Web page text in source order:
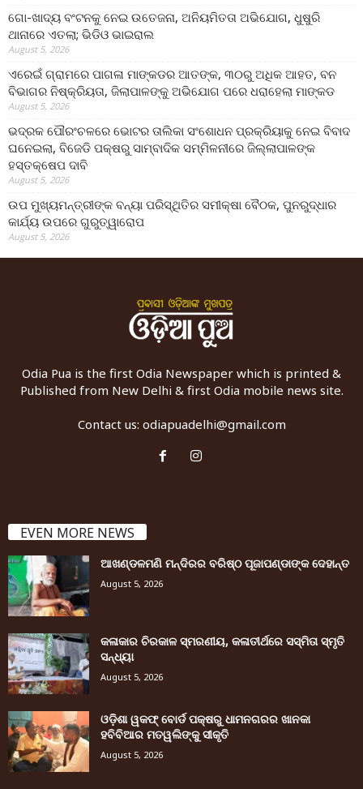
ଗୋ-ଖାଦ୍ୟ ବଂଟନକୁ ନେଇ ଉତେଜନା, ଅନିୟମିତତା ଅଭିଯୋଗ, ଧୁଷୁରି
ଥାନାରେ ଏତଲା; ଭିଡିଓ ଭାଇରାଲ
August 5, 2026
ଏରେଇଁ ଗ୍ରାମରେ ପାଗଳା ମାଙ୍କଡର ଆତଙ୍କ, ୩୦ରୁ ଅଧିକ ଆହତ, ବନ
ବିଭାଗର ନିଷ୍କ୍ରିୟତା, ଜିଲାପାଳଙ୍କୁ ଅଭିଯୋଗ ପରେ ଧରାହେଲା ମାଙ୍କଡ
August 5, 2026
ଭଦ୍ରକ ପୌରଂଚଳରେ ଭୋଟର ତାଲିକା ସଂଶୋଧନ ପ୍ରକ୍ରିୟାକୁ ନେଇ ବିବାଦ
ଘନେଇଲା, ବିଜେଡି ପକ୍ଷରୁ ସାମ୍ବାଦିକ ସମ୍ମିଳନୀରେ ଜିଲ୍ଲାପାଳଙ୍କ
ହସ୍ତକ୍ଷେପ ଦାବି
August 5, 2026
ଉପ ମୁଖ୍ୟମନ୍ତ୍ରୀଙ୍କ ବନ୍ୟା ପରିସ୍ଥିତିର ସମୀକ୍ଷା ବୈଠକ, ପୁନରୁଦ୍ଧାର
କାର୍ଯ୍ୟ ଉପରେ ଗୁରୁତ୍ୱାରୋପ
August 5, 2026
Odia Pua is the first Odia Newspaper which is printed &
Published from New Delhi & first Odia mobile news site.
Contact us: odiapuadelhi@gmail.com
EVEN MORE NEWS
ଆଖଣ୍ଡଳମଣି ମନ୍ଦିରର ବରିଷ୍ଠ ପୂଜାପଣ୍ଡାଙ୍କ ଦେହାନ୍ତ
August 5, 2026
କଳାକାର ଚିରକାଳ ସ୍ମରଣୀୟ, କଳାତୀର୍ଥରେ ସସ୍ମିତା ସ୍ମୃତି
ସନ୍ଧ୍ୟା
August 5, 2026
ଓଡ଼ିଶା ୱକଫ୍ ବୋର୍ଡ ପକ୍ଷରୁ ଧାମନଗରର ଖାନକା
ହବିବିଆର ମତୱଲିଙ୍କୁ ସୀକୃତି
August 5, 2026